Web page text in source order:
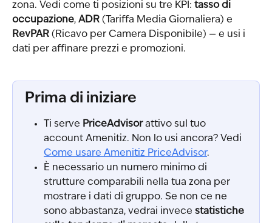
zona. Vedi come ti posizioni su tre KPI: tasso di
occupazione, ADR (Tariffa Media Giornaliera) e
RevPAR (Ricavo per Camera Disponibile) — e usi i
dati per affinare prezzi e promozioni.
Prima di iniziare
Ti serve PriceAdvisor attivo sul tuo
account Amenitiz. Non lo usi ancora? Vedi
Come usare Amenitiz PriceAdvisor.
È necessario un numero minimo di
strutture comparabili nella tua zona per
mostrare i dati di gruppo. Se non ce ne
sono abbastanza, vedrai invece statistiche